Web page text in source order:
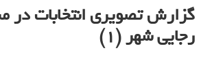
گزارش تصویری انتخابات در
رجایی شهر (1)